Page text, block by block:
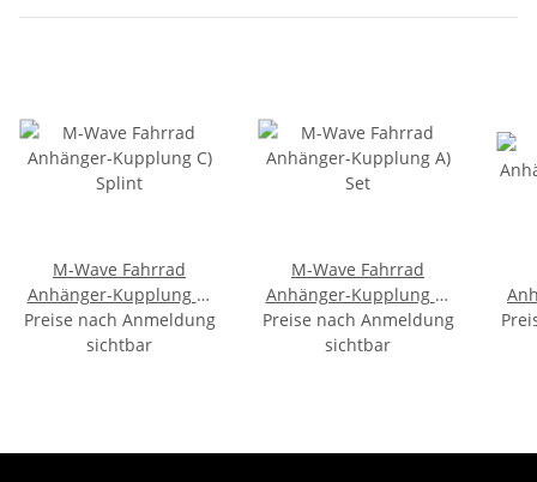
M-Wave Fahrrad
Anhänger-Kupplung C)
Splint
Preise nach Anmeldung
sichtbar
M-Wave Fahrrad
Anhänger-Kupplung A)
Set
Preise nach Anmeldung
sichtbar